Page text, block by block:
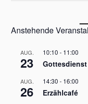
Anstehende
AUG.
23
10:10 - 11:00
AUG.
26
14:30 - 16:00
Erzählcafé